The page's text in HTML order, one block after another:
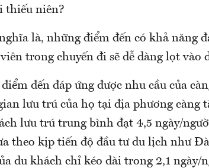
thiếu niên?
là, những điểm đến có khả năng
trong chuyến đi sẽ dễ dàng lọt vào
đến đáp ứng được nhu cầu của
lưu trú của họ tại địa phương càng
lưu trú trung bình đạt 4,5 ngày/
theo kịp tiến độ đầu tư du lịch như
du khách chỉ kéo dài trong 2,1 ngày/